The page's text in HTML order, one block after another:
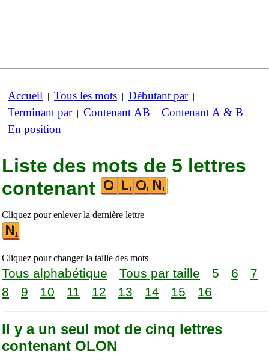
Accueil | Tous les mots | Débutant par|
Terminant par| Contenant AB | Contenant A & B |
En position
Liste des mots de 5 lettres
contenant
Cliquez pour enlever la dernière lettre
Cliquez pour changer la taille des mots
Tous alphabétique Tous par taille 5 6
7
8
9 10 11 12 13 14 15 16
Il y a un seul mot de cinq lettres
contenant OLON